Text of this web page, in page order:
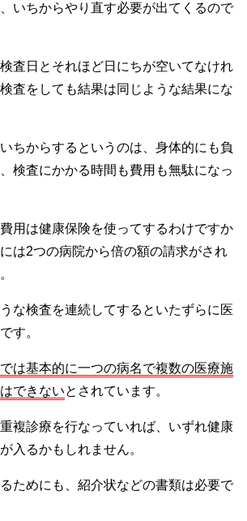
いちからやり直す必要が出てくるので
査日とそれほど日にちが空いてなけれ
査をしても結果は同じような結果にな
ちからするというのは、身体的にも負
検査にかかる時間も費用も無駄になっ
用は健康保険を使ってするわけですか
は2つの病院から倍の額の請求がされ
な検査を連続してするといたずらに医
す。
は基本的に一つの病名で複数の医療施
できないとされています。
複診療を行なっていれば、いずれ健康
入るかもしれません。
ためにも、紹介状などの書類は必要で